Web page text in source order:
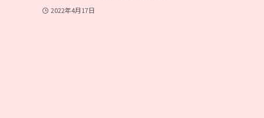
2022年4月17日